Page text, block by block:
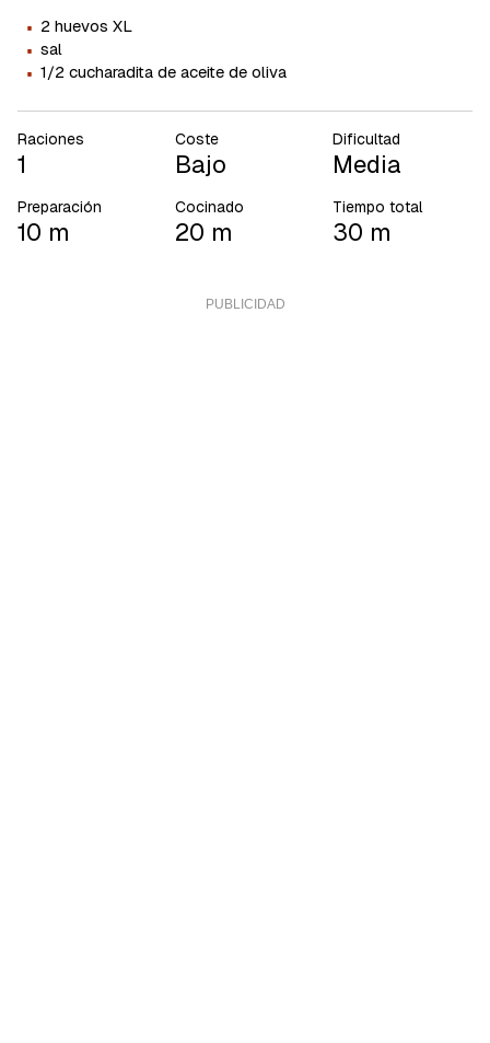
· 2 huevos XL
· sal
· 1/2 cucharadita de aceite de oliva
Raciones
1
Coste
Bajo
Dificultad
Media
Preparación
10 m
Cocinado
20 m
Tiempo total
30 m